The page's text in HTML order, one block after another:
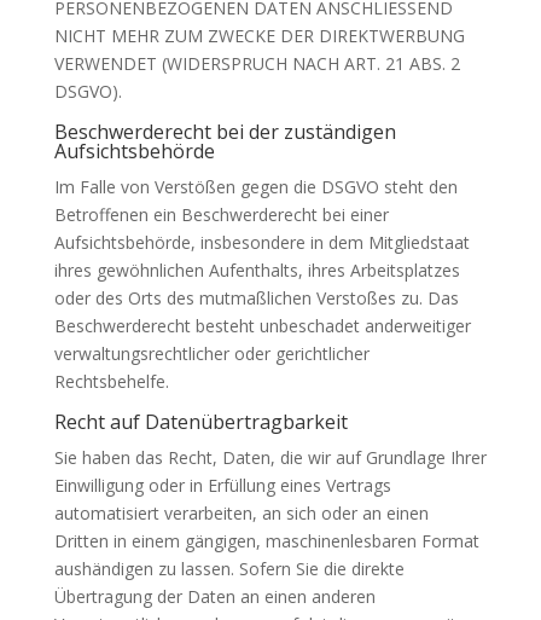
PERSONENBEZOGENEN DATEN ANSCHLIESSEND
NICHT MEHR ZUM ZWECKE DER DIREKTWERBUNG
VERWENDET (WIDERSPRUCH NACH ART. 21 ABS. 2
DSGVO).
Beschwerde­recht bei der zuständigen
Aufsichts­behörde
Im Falle von Verstößen gegen die DSGVO steht den
Betroffenen ein Beschwerderecht bei einer
Aufsichtsbehörde, insbesondere in dem Mitgliedstaat
ihres gewöhnlichen Aufenthalts, ihres Arbeitsplatzes
oder des Orts des mutmaßlichen Verstoßes zu. Das
Beschwerderecht besteht unbeschadet anderweitiger
verwaltungsrechtlicher oder gerichtlicher
Rechtsbehelfe.
Recht auf Daten­übertrag­barkeit
Sie haben das Recht, Daten, die wir auf Grundlage Ihrer
Einwilligung oder in Erfüllung eines Vertrags
automatisiert verarbeiten, an sich oder an einen
Dritten in einem gängigen, maschinenlesbaren Format
aushändigen zu lassen. Sofern Sie die direkte
Übertragung der Daten an einen anderen